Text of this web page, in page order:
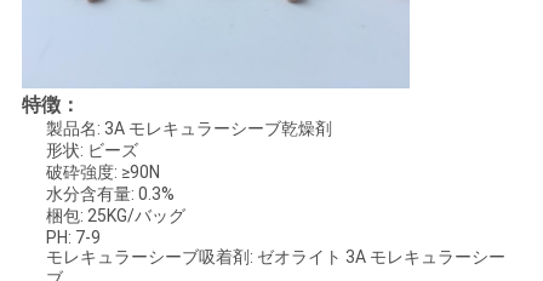
ュ
特徴：
製品名: 3A モレキュラーシーブ乾燥剤
形状: ビーズ
破砕強度: ≥90N
水分含有量: 0.3%
梱包: 25KG/バッグ
PH: 7-9
モレキュラーシーブ吸着剤: ゼオライト 3A モレキュラーシー